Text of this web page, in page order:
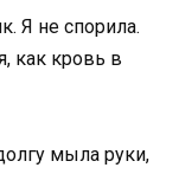
Я не спорила.
как кровь в
мыла руки,